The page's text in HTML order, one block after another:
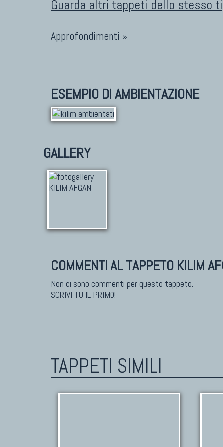
Guarda altri tappeti dello stesso
Approfondimenti »
ESEMPIO DI AMBIENTAZIONE
GALLERY
COMMENTI AL TAPPETO KILIM
Non ci sono commenti per questo tappeto.
SCRIVI TU IL PRIMO!
TAPPETI SIMILI